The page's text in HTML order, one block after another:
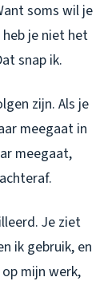
soms wil je
je niet het
snap ik.
zijn. Als je
meegaat in
meegaat,
Je ziet
ik gebruik, en
op mijn werk,